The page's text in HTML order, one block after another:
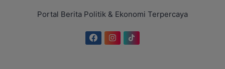
Portal Berita Politik & Ekonomi Terpercaya